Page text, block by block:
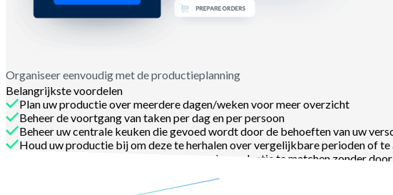
Organiseer eenvoudig met de productieplanning
Belangrijkste voordelen
Plan uw productie over meerdere dagen/weken voor meer overzicht
Beheer de voortgang van taken per dag en per persoon
Beheer uw centrale keuken die gevoed wordt door de behoeften van uw
Houd uw productie bij om deze te herhalen over vergelijkbare perioden of
Bereid eenvoudig bestellingen voor om de productie te matchen zonder